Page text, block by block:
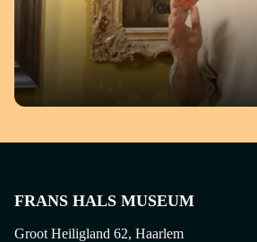
FRANS HALS MUSEUM
Groot Heiligland 62, Haarlem